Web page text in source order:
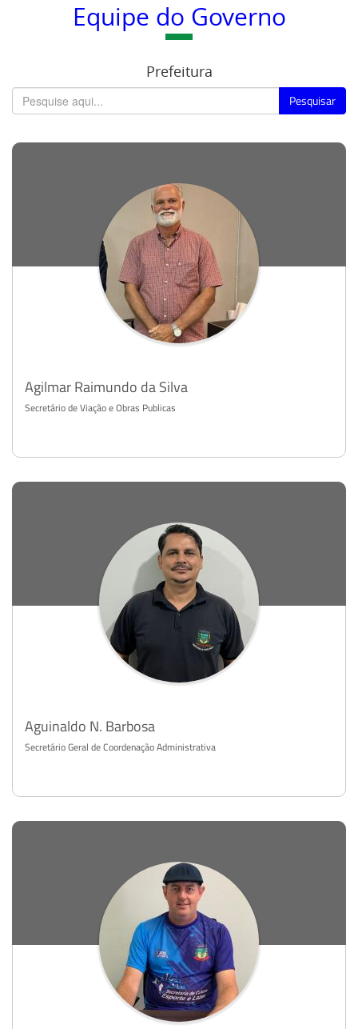
Equipe do Governo
Prefeitura
Pesquisar
Agilmar Raimundo da Silva
Secretário de Viação e Obras Publicas
Aguinaldo N. Barbosa
Secretário Geral de Coordenação Administrativa